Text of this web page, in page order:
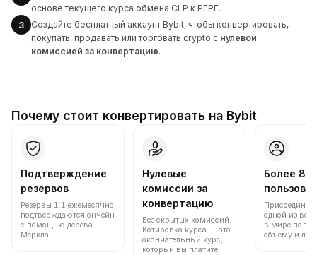
основе текущего курса обмена CLP к PEPE.
3
Создайте бесплатный аккаунт Bybit, чтобы конвертировать,
покупать, продавать или торговать crypto с нулевой
комиссией за конвертацию.
Почему стоит конвертировать на Bybit
Подтверждение
резервов
Резервы 1:1 ежемесячно
подтверждаются ончейн
с помощью дерева
Меркла.
Нулевые
комиссии за
конвертацию
Без скрытых комиссий.
Котировка курса — это
окончательный курс,
который вы платите.
Более 86
одной из
в мире по
объему и